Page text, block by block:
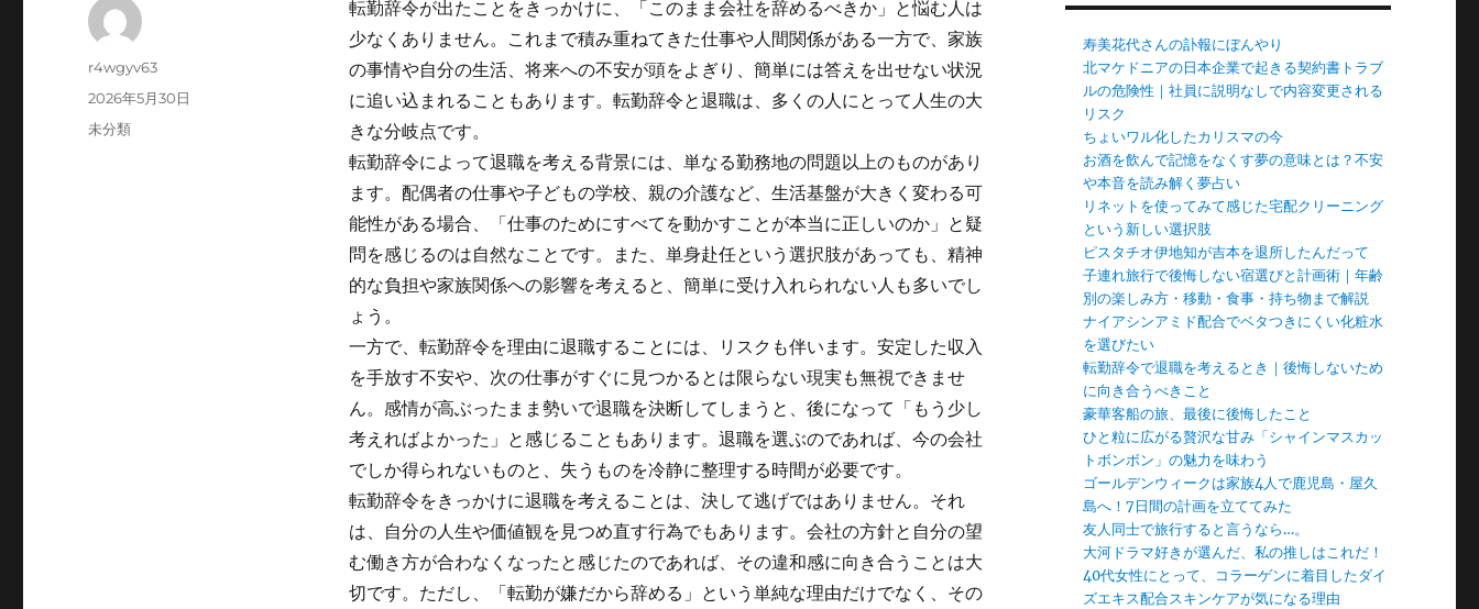
転勤辞令が出たことをきっかけに、「このまま会社を辞めるべきか」と悩む人は
少なくありません。これまで積み重ねてきた仕事や人間関係がある一方で、家族
の事情や自分の生活、将来への不安が頭をよぎり、簡単には答えを出せない状況
に追い込まれることもあります。転勤辞令と退職は、多くの人にとって人生の大
きな分岐点です。
転勤辞令によって退職を考える背景には、単なる勤務地の問題以上のものがあり
ます。配偶者の仕事や子どもの学校、親の介護など、生活基盤が大きく変わる可
能性がある場合、「仕事のためにすべてを動かすことが本当に正しいのか」と疑
問を感じるのは自然なことです。また、単身赴任という選択肢があっても、精神
的な負担や家族関係への影響を考えると、簡単に受け入れられない人も多いでし
ょう。
一方で、転勤辞令を理由に退職することには、リスクも伴います。安定した収入
を手放す不安や、次の仕事がすぐに見つかるとは限らない現実も無視できませ
ん。感情が高ぶったまま勢いで退職を決断してしまうと、後になって「もう少し
考えればよかった」と感じることもあります。退職を選ぶのであれば、今の会社
でしか得られないものと、失うものを冷静に整理する時間が必要です。
転勤辞令をきっかけに退職を考えることは、決して逃げではありません。それ
は、自分の人生や価値観を見つめ直す行為でもあります。会社の方針と自分の望
む働き方が合わなくなったと感じたのであれば、その違和感に向き合うことは大
切です。ただし、「転勤が嫌だから辞める」という単純な理由だけでなく、その
Author
r4wgyv63
Posted
on
2026年5月30日
Categories
未分類
寿美花代さんの訃報にぼんやり
北マケドニアの日本企業で起きる契約書トラブ
ルの危険性｜社員に説明なしで内容変更される
リスク
ちょいワル化したカリスマの今
お酒を飲んで記憶をなくす夢の意味とは？不安
や本音を読み解く夢占い
リネットを使ってみて感じた宅配クリーニング
という新しい選択肢
ピスタチオ伊地知が吉本を退所したんだって
子連れ旅行で後悔しない宿選びと計画術｜年齢
別の楽しみ方・移動・食事・持ち物まで解説
ナイアシンアミド配合でベタつきにくい化粧水
を選びたい
転勤辞令で退職を考えるとき｜後悔しないため
に向き合うべきこと
豪華客船の旅、最後に後悔したこと
ひと粒に広がる贅沢な甘み「シャインマスカッ
トボンボン」の魅力を味わう
ゴールデンウィークは家族4人で鹿児島・屋久
島へ！7日間の計画を立ててみた
友人同士で旅行すると言うなら…。
大河ドラマ好きが選んだ、私の推しはこれだ！
40代女性にとって、コラーゲンに着目したダイ
ズエキス配合スキンケアが気になる理由